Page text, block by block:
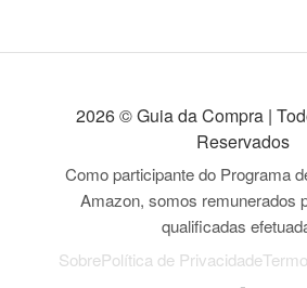
2026 © Guia da Compra |
Reservados
Como participante do Programa
Amazon, somos remunerados
qualificadas
SobrePolítica de Privacidade